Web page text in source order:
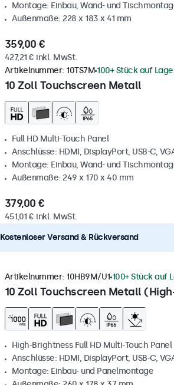
Montage: Einbau, Wand- und
Außenmaße: 228 x 183 x 41 mm
359,00 €
427,21 € inkl. MwSt.
10 Zoll Touchscreen Metall
Artikelnummer: 10TS7M 100+ Stück auf
Full HD Multi-Touch Panel
Anschlüsse: HDMI, DisplayPort, USB-C,
Montage: Einbau, Wand- und
Außenmaße: 249 x 170 x 40 mm
379,00 €
451,01 € inkl. MwSt.
Kostenloser Versand & Rückversand
10 Zoll Touchscreen Metall
Artikelnummer: 10HB9M/U1 100+ Stück auf
High-Brightness Full HD Multi-Touch Panel
Anschlüsse: HDMI, DisplayPort, USB-C,
Montage: Einbau- und Panelmontage